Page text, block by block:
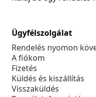
Ügyfélszolgálat
Rendelés nyomon
A fiókom
Fizetés
Küldés és kiszállítás
Visszaküldés